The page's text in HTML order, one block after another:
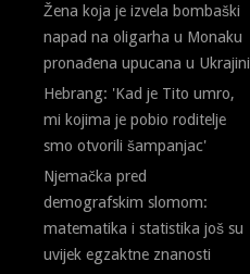
Žena koja je izvela bombaški
napad na oligarha u Monaku
pronađena upucana u Ukrajini
Hebrang: 'Kad je Tito umro,
mi kojima je pobio roditelje
smo otvorili šampanjac'
Njemačka pred
demografskim slomom:
matematika i statistika još su
uvijek egzaktne znanosti